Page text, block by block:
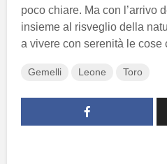
poco chiare. Ma con l’arrivo
insieme al risveglio della
a vivere con serenità le cose
Gemelli Leone Toro